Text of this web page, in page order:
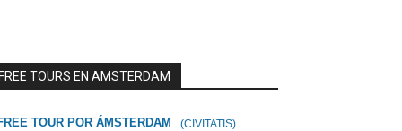
TOURS EN AMSTERDAM
TOUR POR ÁMSTERDAM (CIVITATIS)